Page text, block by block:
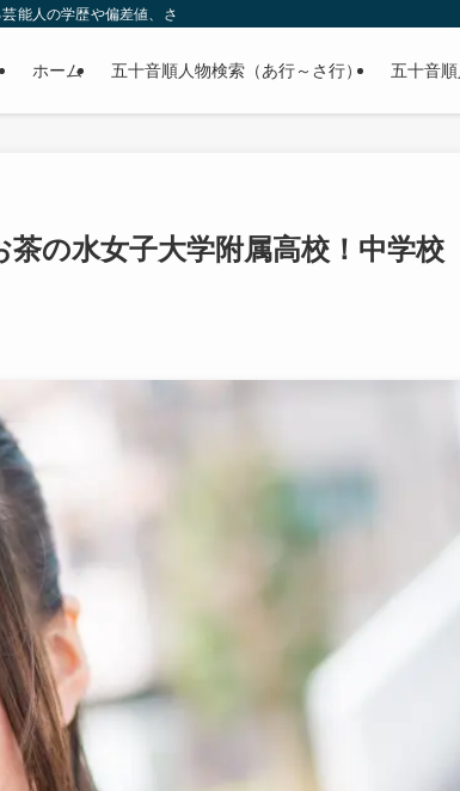
人の学歴や偏差値、さらに政治家やスポーツ選手などの有名人の
ホーム 五十音順人物検索（あ行～さ行） 五十音
の水女子大学附属高校！中学校